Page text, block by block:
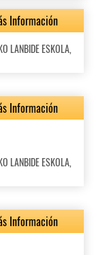
Información
LANBIDE ESKOLA,
Información
LANBIDE ESKOLA,
Información